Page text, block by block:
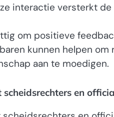
interactie versterkt
om positieve
kunnen helpen
aan te moedigen.
en